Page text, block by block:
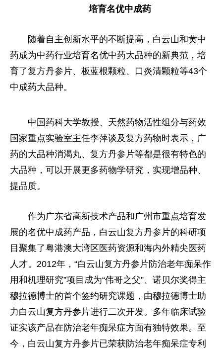
培育名优中成药
随着自主创新水平的不断提高，白云山和黄中
药成为中药行业培育名优中药大品种的新典范，培
育了复方丹参片、板蓝根颗粒、口炎清颗粒等43个
中成药大品种。
中国药科大学教授、天然药物活性组分与药效
国家重点实验室主任李萍谈及复方药物时表示，广
药的大品种消渴丸、复方丹参片等都是很有特色的
大品种，可以开展更多药物学研究，实现增品种、
提品质。
作为广东省高新技术产品和广州市重点培育发
展的名优中成药产品，白云山复方丹参片的科研项
目聚集了粤港澳大湾区医药资源和海内外精尖医药
人才。2012年，“白云山复方丹参片防治老年痴呆作
用和机理研究”项目成为“伟哥之父”、诺贝尔奖得主
穆拉德博士的首个签约研究课题，由穆拉德博士助
力白云山复方丹参片进行二次开发。多年临床试验
证实该产品在防治老年痴呆症方面有独特效果。至
今，白云山复方丹参片已荣获防治老年痴呆症专利